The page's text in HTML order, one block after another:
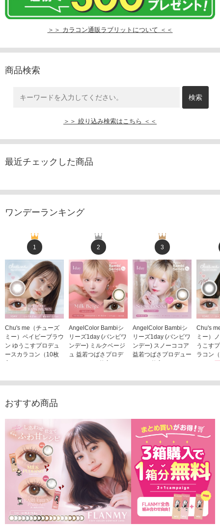
＞＞ カラコン通販ラブリットについて ＜＜
商品検索
＞＞ 絞り込み検索はこちら ＜＜
最近チェックした商品
ワンデーランキング
1
Chu's me（チューズ
ミー）ベイビーブラウ
ン ゆうこすプロデュ
ースカラコン（10枚
入り）
2
AngelColor Bambiシ
リーズ1day (バンビワ
ンデー) ミルクベージ
ュ 益若つばさプロデ
ュース（10枚入り）
3
AngelColor Bambiシ
リーズ1day (バンビワ
ンデー) スノーココア
益若つばさプロデュー
ス（10枚入り）
Chu's
ミー）
うこす
ラコン
おすすめ商品